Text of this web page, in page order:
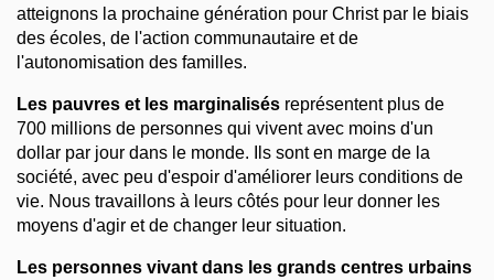
atteignons la prochaine génération pour Christ par le biais
des écoles, de l'action communautaire et de
l'autonomisation des familles.
Les pauvres et les marginalisés représentent plus de
700 millions de personnes qui vivent avec moins d'un
dollar par jour dans le monde. Ils sont en marge de la
société, avec peu d'espoir d'améliorer leurs conditions de
vie. Nous travaillons à leurs côtés pour leur donner les
moyens d'agir et de changer leur situation.
Les personnes vivant dans les grands centres urbains